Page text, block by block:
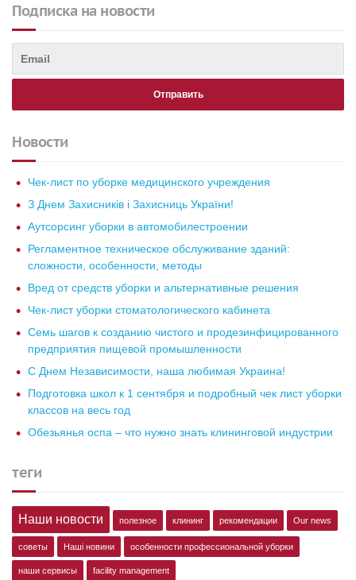
Подписка на новости
Новости
Чек-лист по уборке медицинского учреждения
З Днем Захисників і Захисниць України!
Аутсорсинг уборки в автомобилестроении
Регламентное техническое обслуживание зданий:
сложности, особенности, методы
Вред от средств уборки и альтернативные решения
Чек-лист уборки стоматологического кабинета
Семь шагов к созданию чистого и продезинфицированного
предприятия пищевой промышленности
С Днем Независимости, наша любимая Украина!
Подготовка школ к 1 сентября и подробный чек лист уборки
классов на весь год
Обезьянья оспа – что нужно знать клининговой индустрии
теги
Наши новости полезное клининг рекомендации Our news
советы Наші новини особенности профессиональной уборки
наши сервисы facility management